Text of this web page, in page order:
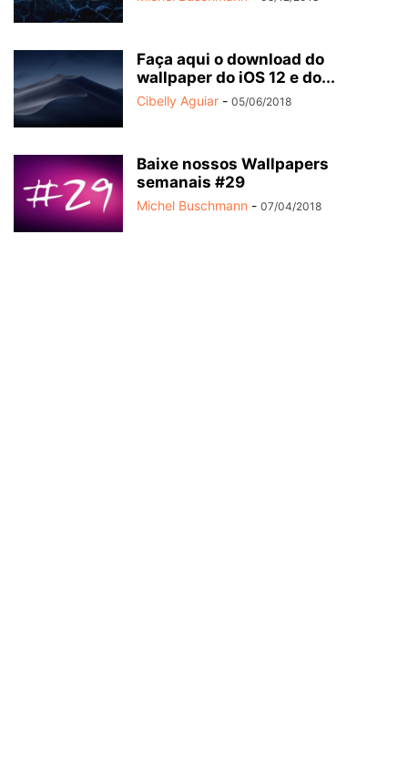
Faça aqui o download do
wallpaper do iOS 12 e do...
Cibelly Aguiar - 05/06/2018
Baixe nossos Wallpapers
semanais #29
Michel Buschmann - 07/04/2018